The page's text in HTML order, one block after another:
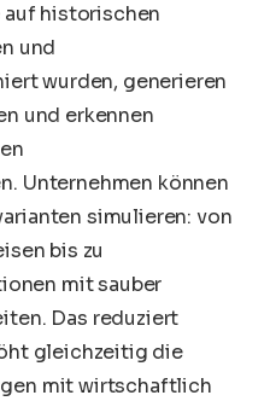
historischen
und
wurden, generieren
und erkennen
Unternehmen können
simulieren: von
bis zu
mit sauber
Das reduziert
gleichzeitig die
mit wirtschaftlich